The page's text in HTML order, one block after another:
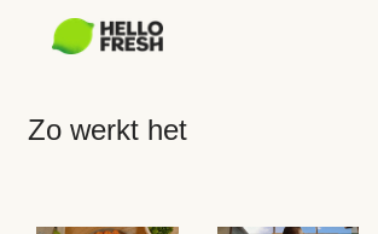
Zo werkt het